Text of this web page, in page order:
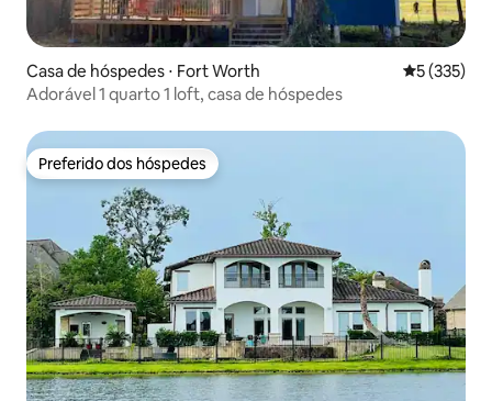
Casa de hóspedes ⋅ Fort Worth 5 de uma
5 (335)
Adorável 1 quarto 1 loft, casa de hóspedes
Preferido dos hóspedes
Preferido dos hóspedes